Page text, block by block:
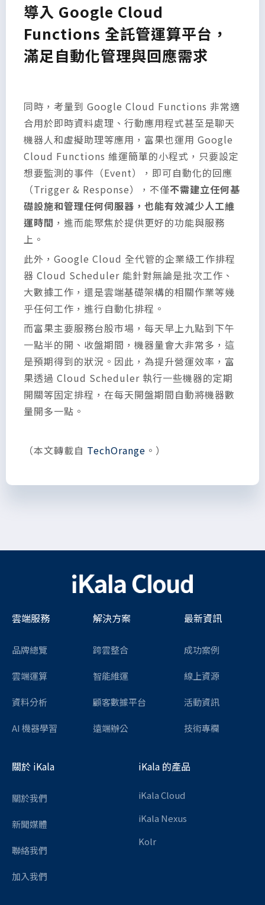
導入 Google Cloud
Functions 全託管運算平台，
滿足自動化管理與回應需求
同時，考量到 Google Cloud Functions 非常適
合用於即時資料處理、行動應用程式甚至是聊天
機器人和虛擬助理等應用，富果也運用 Google
Cloud Functions 維運簡單的小程式，只要設定
想要監測的事件（Event），即可自動化的回應
（Trigger & Response），不僅不需建立任何基
礎設施和管理任何伺服器，也能有效減少人工維
運時間 ，進而能聚焦於提供更好的功能與服務
上。
此外，Google Cloud 全代管的企業級工作排程
器 Cloud Scheduler 能針對無論是批次工作、
大數據工作，還是雲端基礎架構的相關作業等幾
乎任何工作，進行自動化排程。
而富果主要服務台股市場，每天早上九點到下午
一點半的開、收盤期間，機器量會大非常多，這
是預期得到的狀況。因此，為提升營運效率，富
果透過 Cloud Scheduler 執行一些機器的定期
開關等固定排程，在每天開盤期間自動將機器數
量開多一點。
（本文轉載自 TechOrange 。）
雲端服務
品牌總覽
雲端運算
資料分析
AI 機器學習
解決方案
跨雲整合
智能維運
顧客數據平台
遠端辦公
最新資訊
成功案例
線上資源
活動資訊
技術專欄
關於 iKala
關於我們
新聞媒體
聯絡我們
加入我們
iKala 的產品
iKala Cloud
iKala Nexus
Kolr